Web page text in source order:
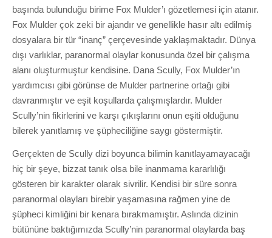
başında bulunduğu birime Fox Mulder’ı gözetlemesi için atanır.
Fox Mulder çok zeki bir ajandır ve genellikle hasır altı edilmiş
dosyalara bir tür “inanç” çerçevesinde yaklaşmaktadır. Dünya
dışı varlıklar, paranormal olaylar konusunda özel bir çalışma
alanı oluşturmuştur kendisine. Dana Scully, Fox Mulder’ın
yardımcısı gibi görünse de Mulder partnerine ortağı gibi
davranmıştır ve eşit koşullarda çalışmışlardır. Mulder
Scully’nin fikirlerini ve karşı çıkışlarını onun eşiti olduğunu
bilerek yanıtlamış ve şüpheciliğine saygı göstermiştir.
Gerçekten de Scully dizi boyunca bilimin kanıtlayamayacağı
hiç bir şeye, bizzat tanık olsa bile inanmama kararlılığı
gösteren bir karakter olarak sivrilir. Kendisi bir süre sonra
paranormal olayları birebir yaşamasına rağmen yine de
şüpheci kimliğini bir kenara bırakmamıştır. Aslında dizinin
bütününe baktığımızda Scully’nin paranormal olaylarda baş